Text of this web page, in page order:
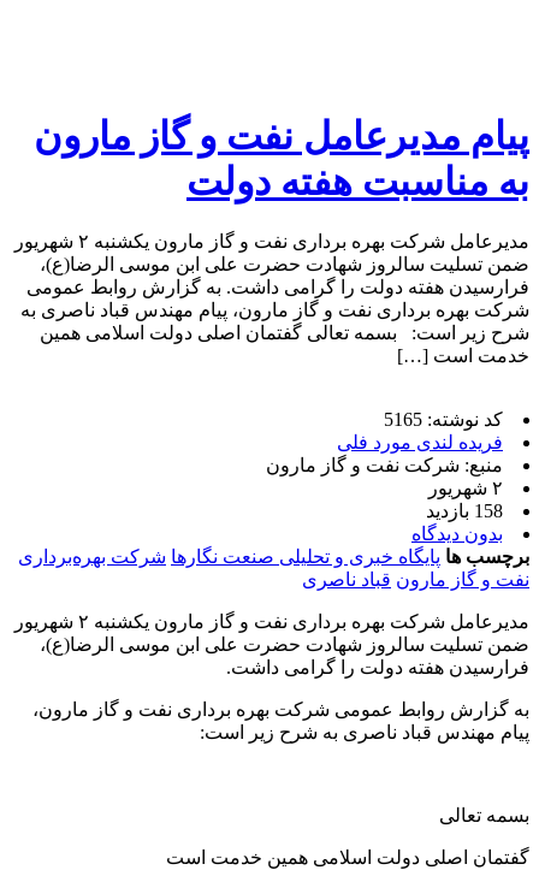
پیام مدیرعامل نفت و گاز مارون
به مناسبت هفته دولت
مدیرعامل شرکت بهره برداری نفت و گاز مارون یکشنبه ۲ شهریور
ضمن تسلیت سالروز شهادت حضرت علی ابن موسی الرضا(ع)،
فرارسیدن هفته دولت را گرامی داشت. به گزارش روابط عمومی
شرکت بهره برداری نفت و گاز مارون، پیام مهندس قباد ناصری به
شرح زیر است: بسمه تعالی گفتمان اصلی دولت اسلامی همین
خدمت است […]
کد نوشته: 5165
فریده لندی مورد فلی
منبع: شرکت نفت و گاز مارون
۲ شهریور
158 بازدید
بدون دیدگاه
برچسب ها پایگاه خبری و تحلیلی صنعت نگارها شرکت بهره‌برداری
نفت و گاز مارون قباد ناصری
مدیرعامل شرکت بهره برداری نفت و گاز مارون یکشنبه ۲ شهریور
ضمن تسلیت سالروز شهادت حضرت علی ابن موسی الرضا(ع)،
فرارسیدن هفته دولت را گرامی داشت.
به گزارش روابط عمومی شرکت بهره برداری نفت و گاز مارون،
پیام مهندس قباد ناصری به شرح زیر است:
بسمه تعالی
گفتمان اصلی دولت اسلامی همین خدمت است